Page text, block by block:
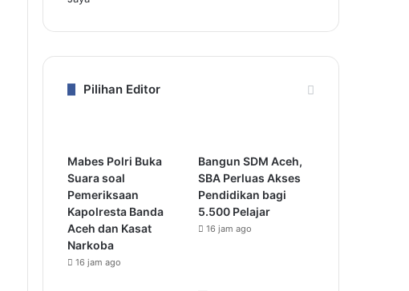
Pilihan Editor
Mabes Polri Buka
Suara soal
Pemeriksaan
Kapolresta Banda
Aceh dan Kasat
Narkoba
16 jam ago
Bangun SDM Aceh,
SBA Perluas Akses
Pendidikan bagi
5.500 Pelajar
16 jam ago